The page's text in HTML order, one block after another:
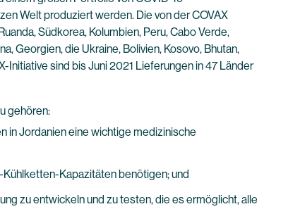
Welt produziert werden. Die von der COVAX
Südkorea, Kolumbien, Peru, Cabo Verde,
Georgien, die Ukraine, Bolivien, Kosovo, Bhutan,
Initiative sind bis Juni 2021 Lieferungen in 47 Länder
gehören:
in Jordanien eine wichtige medizinische
Kapazitäten benötigen; und
zu entwickeln und zu testen, die es ermöglicht, alle